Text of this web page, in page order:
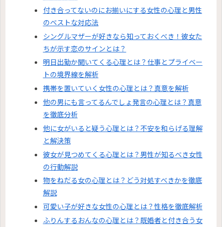
付き合ってないのにお揃いにする女性の心理と男性
のベストな対応法
シングルマザーが好きなら知っておくべき！彼女た
ちが示す恋のサインとは？
明日出勤か聞いてくる心理とは？仕事とプライベー
トの境界線を解析
携帯を置いていく女性の心理とは？真意を解析
他の男にも言ってるんでしょ発言の心理とは？真意
を徹底分析
他に女がいると疑う心理とは？不安を和らげる理解
と解決策
彼女が見つめてくる心理とは？男性が知るべき女性
の行動解説
物をねだる女の心理とは？どう対処すべきかを徹底
解説
可愛い子が好きな女性の心理とは？性格を徹底解析
ふりんするおんなの心理とは？既婚者と付き合う女